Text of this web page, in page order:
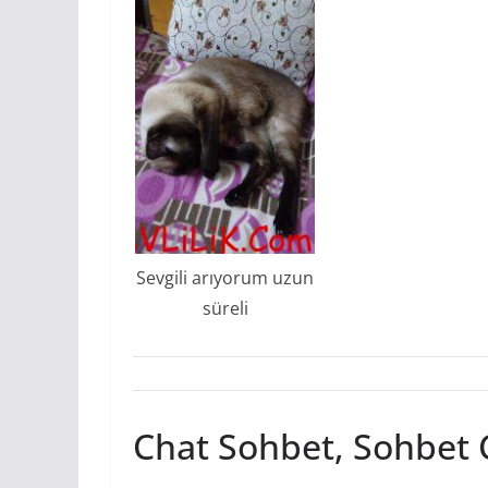
Sevgili arıyorum uzun
süreli
Chat Sohbet, Sohbet